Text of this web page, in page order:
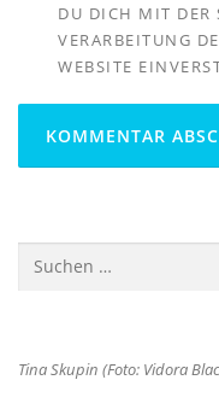
DU DICH MIT DER
VERARBEITUNG
WEBSITE
Suchen
Tina Skupin (Foto: Vidora